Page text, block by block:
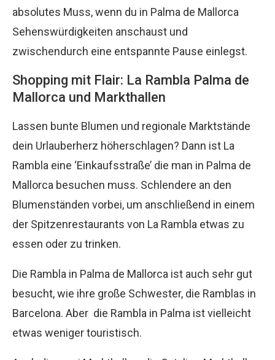
absolutes Muss, wenn du in Palma de Mallorca
Sehenswürdigkeiten anschaust und
zwischendurch eine entspannte Pause einlegst.
Shopping mit Flair: La Rambla Palma de
Mallorca und Markthallen
Lassen bunte Blumen und regionale Marktstände
dein Urlauberherz höherschlagen? Dann ist La
Rambla eine ‘Einkaufsstraße’ die man in Palma de
Mallorca besuchen muss. Schlendere an den
Blumenständen vorbei, um anschließend in einem
der Spitzenrestaurants von La Rambla etwas zu
essen oder zu trinken.
Die Rambla in Palma de Mallorca ist auch sehr gut
besucht, wie ihre große Schwester, die Ramblas in
Barcelona. Aber die Rambla in Palma ist vielleicht
etwas weniger touristisch.